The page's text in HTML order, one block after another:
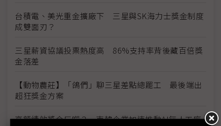
台積電、美光重金擴廠下 三星與SK海力士獎金制度
成雙面刃？
三星薪資協議投票熱度高 86%支持率背後藏百倍獎
金落差
【動物農莊】「鴿們」聊三星差點總罷工 最後端出
超狂獎金方案
高額績效獎金反噬？ 南韓企業加速推動AI無人工廠